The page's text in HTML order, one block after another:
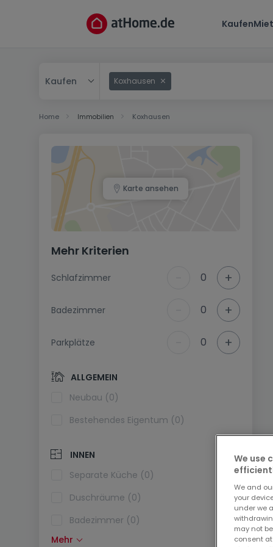
Kaufen
Kaufen Koxhausen
Home Immobilien Koxhausen
Karte ansehen
Mehr Kriterien
Schlafzimmer 0 +
Badezimmer 0 +
Parkplätze 0 +
ALLGEMEIN
Neubau (0)
Bestehendes Eigentum (0)
INNEN
Separate Küche (0)
Duschräume (0)
Badezimmer (0)
Einbauküche (0)
Mehr
We use
We and
your
under we
may not
consent